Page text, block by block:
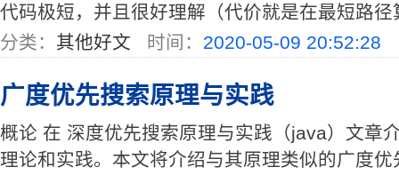
代码极短，并且很好理解（代价就是在最短路
分类： 其他好文 时间： 2020-05-09 20:52:28
广度优先搜索原理与实践
概论 在 深度优先搜索原理与实践（java）文章
理论和实践。本文将介绍与其原理类似的广度